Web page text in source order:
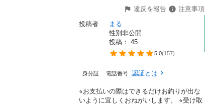
違反を報告
注意事項
投稿者
まる
性別非公開
投稿： 45
5.0(157)
身分証 電話番号 認証とは
⭐︎お支払いの際はできるだけお釣りが出な
いように宜しくおねがいします。 ⭐︎受け取